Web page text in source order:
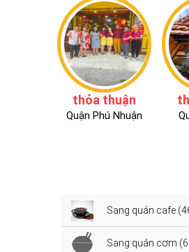
thỏa thuận
Quận Phú Nhuận
Sang quán cafe
Sang quán cơm